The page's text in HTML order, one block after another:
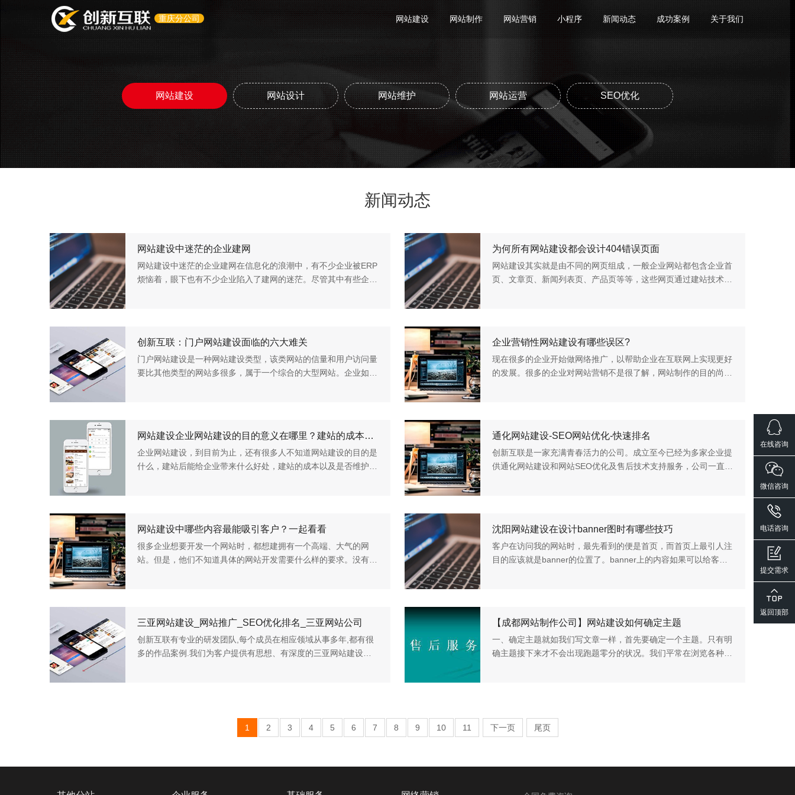
重庆分公司 网站建设 网站制作 网站营销 小程序 新闻动态 成功案例 关于我们
网站建设 网站设计 网站维护 网站运营 SEO优化
新闻动态
网站建设中迷茫的企业建网
网站建设中迷茫的企业建网在信息化的浪潮中，有不少企业被ERP
烦恼着，眼下也有不少企业陷入了建网的迷茫。尽管其中有些企业
为何所有网站建设都会设计404错误页面
网站建设其实就是由不同的网页组成，一般企业网站都包含企业首
页、文章页、新闻列表页、产品页等等，这些网页通过建站技术整
创新互联：门户网站建设面临的六大难关
门户网站建设是一种网站建设类型，该类网站的信量和用户访问量
要比其他类型的网站多很多，属于一个综合的大型网站。企业如果
企业营销性网站建设有哪些误区?
现在很多的企业开始做网络推广，以帮助企业在互联网上实现更好
的发展。很多的企业对网站营销不是很了解，网站制作的目的尚不
网站建设企业网站建设的目的意义在哪里？建站的成本贵不贵等浙江建设信息港网站
企业网站建设，到目前为止，还有很多人不知道网站建设的目的是
什么，建站后能给企业带来什么好处，建站的成本以及是否维护一
通化网站建设-SEO网站优化-快速排名
创新互联是一家充满青春活力的公司。成立至今已经为多家企业提
供通化网站建设和网站SEO优化及售后技术支持服务，公司一直本
网站建设中哪些内容最能吸引客户？一起看看
很多企业想要开发一个网站时，都想建拥有一个高端、大气的网
站。但是，他们不知道具体的网站开发需要什么样的要求。没有一
沈阳网站建设在设计banner图时有哪些技巧
客户在访问我的网站时，最先看到的便是首页，而首页上最引人注
目的应该就是banner的位置了。banner上的内容如果可以给客户
三亚网站建设_网站推广_SEO优化排名_三亚网站公司
创新互联有专业的研发团队,每个成员在相应领域从事多年,都有很
多的作品案例.我们为客户提供有思想、有深度的三亚网站建设项
【成都网站制作公司】网站建设如何确定主题
一、确定主题就如我们写文章一样，首先要确定一个主题。只有明
确主题接下来才不会出现跑题零分的状况。我们平常在浏览各种网
1 2 3 4 5 6 7 8 9 10 11 下一页 尾页
在线咨询
微信咨询
电话咨询
提交需求
返回顶部